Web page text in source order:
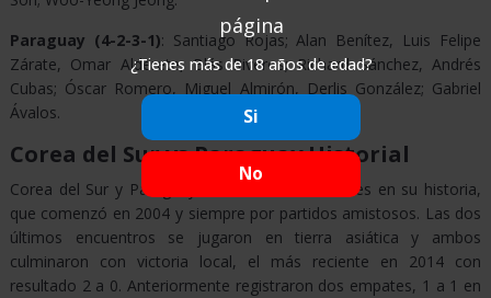
página
¿Tienes más de 18 años de edad?
Si
No
Paraguay (4-2-3-1): Santiago Rojas; Alan Benítez, Luis Felipe
Zárate, Omar Alderete, Blás Riveros; Richard Sánchez, Andrés
Cubas; Óscar Romero, Miguel Almirón, Derlis González; Gabriel
Ávalos.
Corea del Sur vs Paraguay Historial
Corea del Sur y Paraguay se enfrentaron 4 veces en su historia,
que comenzó en 2004 y siempre por partidos amistosos. Las dos
últimos encuentros se jugaron en tierra asiática y ambos
culminaron con victoria local, el más reciente en 2014 con
resultado 2 a 0. Anteriormente registraron dos empates, 1 a 1 en